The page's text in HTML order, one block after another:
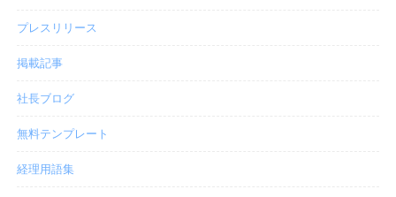
プレスリリース
掲載記事
社長ブログ
無料テンプレート
経理用語集